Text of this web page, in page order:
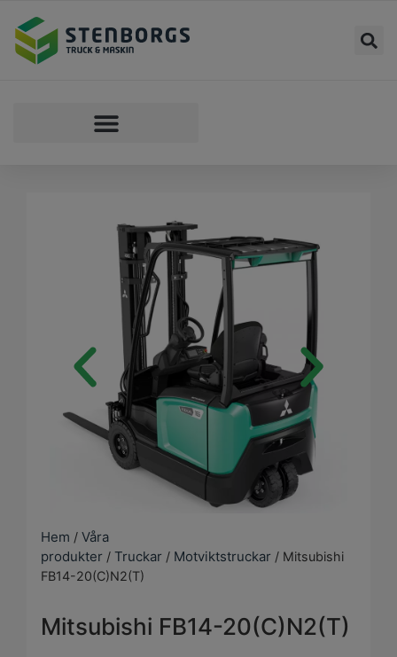
Hem / Våra
produkter / Truckar / Motviktstruckar / Mitsubishi
FB14-20(C)N2(T)
Mitsubishi FB14-20(C)N2(T)